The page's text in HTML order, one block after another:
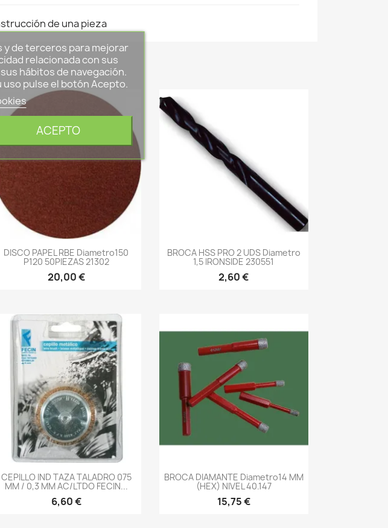
de una pieza
-->
DISCO PAPEL RBE Diametro150
P120 50PIEZAS 21302
20,00 €
-->
BROCA HSS PRO 2 UDS Diametro
1,5 IRONSIDE 230551
2,60 €
-->
CEPILLO IND TAZA TALADRO 075
MM / 0,3 MM AC/LTDO FECIN...
6,60 €
-->
BROCA DIAMANTE Diametro14 MM
(HEX) NIVEL 40.147
15,75 €
de terceros para mejorar
relacionada con sus
hábitos de navegación.
pulse el botón Acepto.
ACEPTO